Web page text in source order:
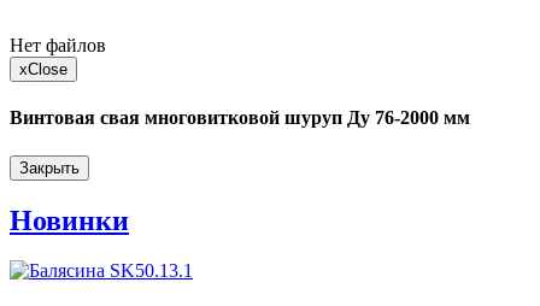
Нет файлов
xClose
Винтовая свая многовитковой шуруп Ду 76-2000 мм
Закрыть
Новинки